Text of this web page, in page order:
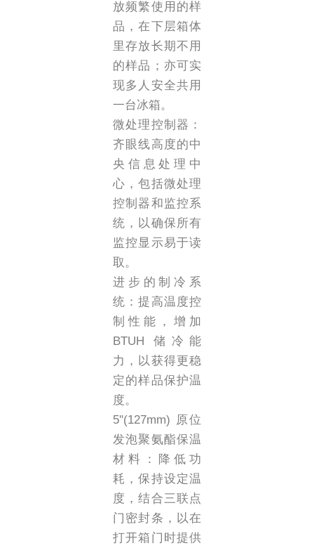
放频繁使用的样
品，在下层箱体
里存放长期不用
的样品；亦可实
现多人安全共用
一台冰箱。
微处理控制器：
齐眼线高度的中
央信息处理中
心，包括微处理
控制器和监控系
统，以确保所有
监控显示易于读
取。
进步的制冷系
统：提高温度控
制性能，增加
BTUH 储冷能
力，以获得更稳
定的样品保护温
度。
5''(127mm) 原位
发泡聚氨酯保温
材料：降低功
耗，保持设定温
度，结合三联点
门密封条，以在
打开箱门时提供